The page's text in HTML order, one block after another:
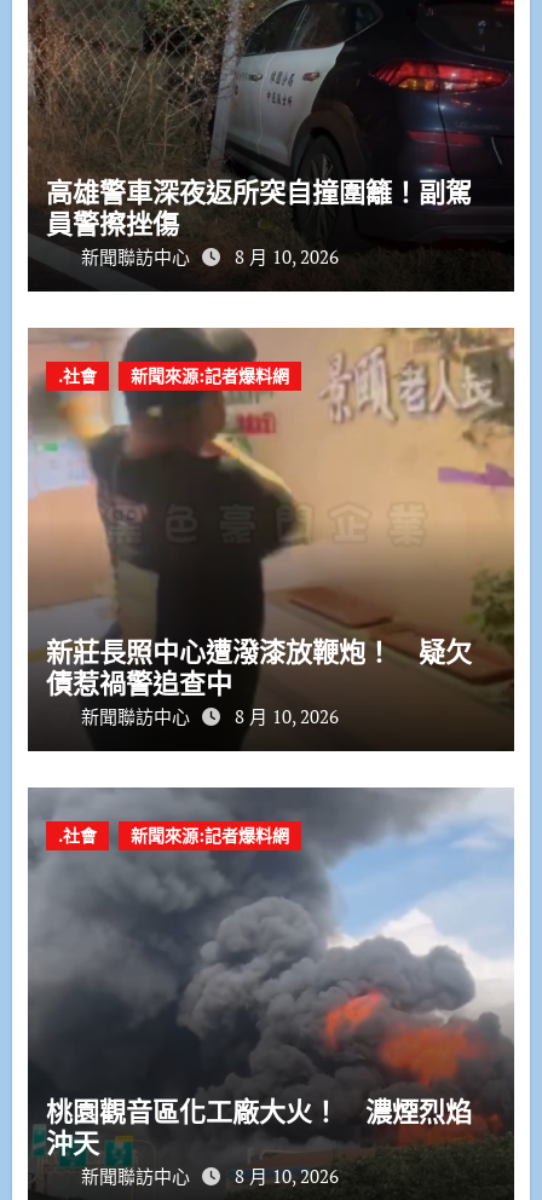
高雄警車深夜返所突自撞圍籬！副駕
員警擦挫傷
新聞聯訪中心 8 月 10, 2026
.社會 新聞來源:記者爆料網
新莊長照中心遭潑漆放鞭炮！ 疑欠
債惹禍警追查中
新聞聯訪中心 8 月 10, 2026
.社會 新聞來源:記者爆料網
桃園觀音區化工廠大火！ 濃煙烈焰
沖天
新聞聯訪中心 8 月 10, 2026